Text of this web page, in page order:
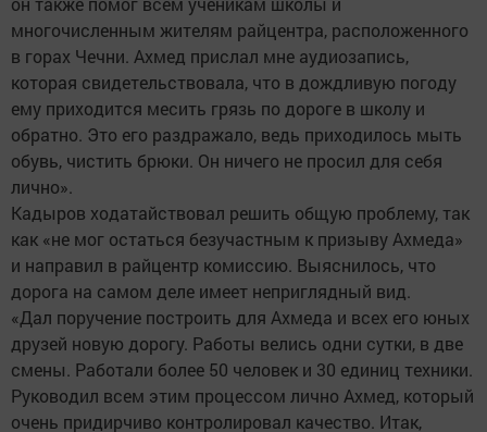
многочисленным жителям райцентра, расположенного
в горах Чечни. Ахмед прислал мне аудиозапись,
которая свидетельствовала, что в дождливую погоду
ему приходится месить грязь по дороге в школу и
обратно. Это его раздражало, ведь приходилось мыть
обувь, чистить брюки. Он ничего не просил для себя
лично».
Кадыров ходатайствовал решить общую проблему, так
как «не мог остаться безучастным к призыву Ахмеда»
и направил в райцентр комиссию. Выяснилось, что
дорога на самом деле имеет неприглядный вид.
«Дал поручение построить для Ахмеда и всех его юных
друзей новую дорогу. Работы велись одни сутки, в две
смены. Работали более 50 человек и 30 единиц техники.
Руководил всем этим процессом лично Ахмед, который
очень придирчиво контролировал качество. Итак,